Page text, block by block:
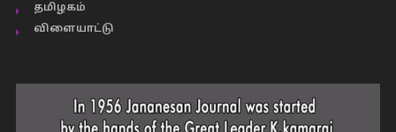
தமிழகம்
விளையாட்டு